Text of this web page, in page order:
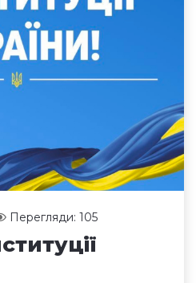
Перегляди: 105